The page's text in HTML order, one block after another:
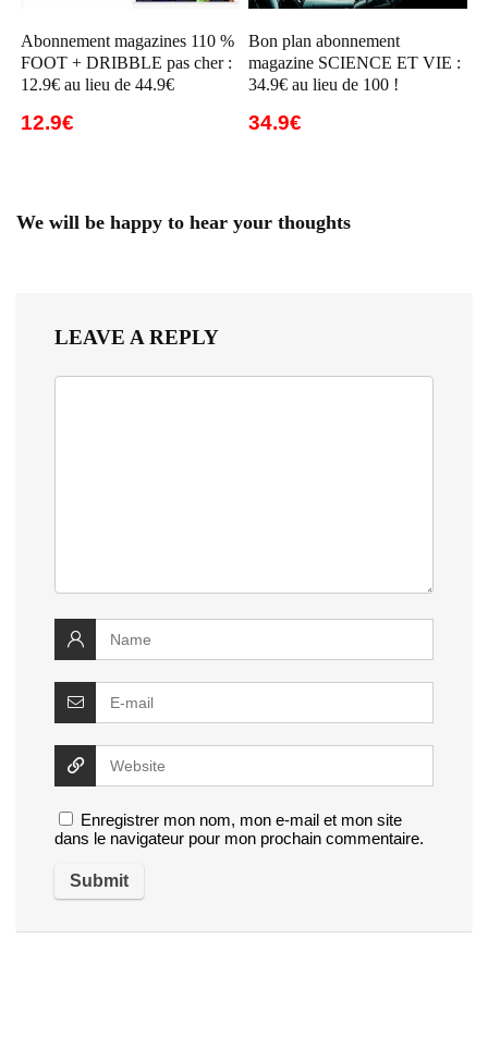
Abonnement magazines 110 %
FOOT + DRIBBLE pas cher :
12.9€ au lieu de 44.9€
12.9€
Bon plan abonnement
magazine SCIENCE ET VIE :
34.9€ au lieu de 100 !
34.9€
We will be happy to hear your thoughts
LEAVE A REPLY
Enregistrer mon nom, mon e-mail et mon site
dans le navigateur pour mon prochain commentaire.